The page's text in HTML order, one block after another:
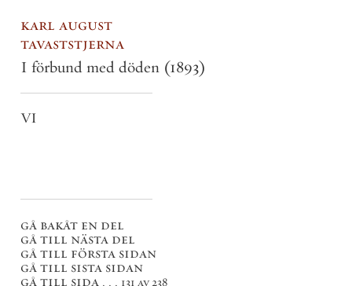
karl august
tavaststjerna
I förbund med döden (1893)
VI
gå bakåt en del
gå till nästa del
gå till första sidan
gå till sista sidan
gå till sida . . . 131 av 238